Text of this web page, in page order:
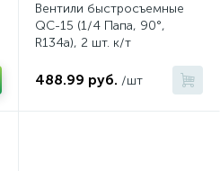
Вентили быстросъемные
QC-15 (1/4 Папа, 90°,
R134a), 2 шт. к/т
488.99 руб. /шт